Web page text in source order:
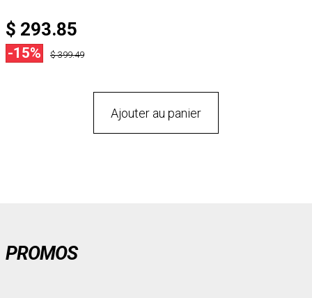
$ 293.85
-15% $ 399.49
Ajouter au panier
PROMOS